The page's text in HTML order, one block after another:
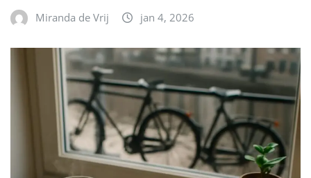
Miranda de Vrij jan 4, 2026